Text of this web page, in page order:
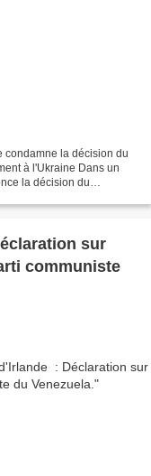
condamne la décision du
à l'Ukraine Dans un
la décision du
sur
communiste